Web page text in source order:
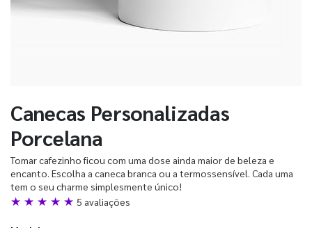
Canecas Personalizadas
Porcelana
Tomar cafezinho ficou com uma dose ainda maior de beleza e
encanto. Escolha a caneca branca ou a termossensível. Cada uma
tem o seu charme simplesmente único!
★ ★ ★ ★ ★ 5 avaliações